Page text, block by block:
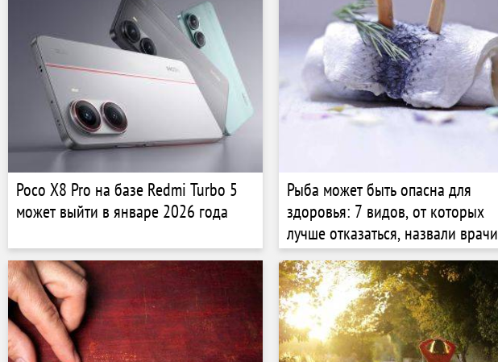
Poco X8 Pro на базе Redmi Turbo 5
может выйти в январе 2026 года
Рыба может быть опасна для
здоровья: 7 видов, от которых
лучше отказаться, назвали врачи